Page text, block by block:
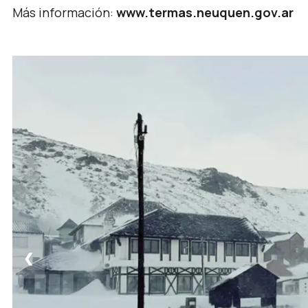
Más información: www.termas.neuquen.gov.ar
❮